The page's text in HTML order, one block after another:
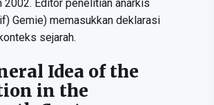
2002. Editor penelitian anarkis
Gemie) memasukkan deklarasi
sejarah.
Idea of the
in the